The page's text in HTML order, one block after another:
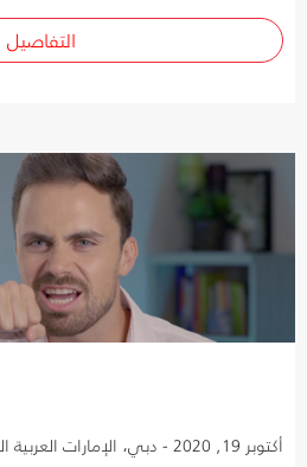
التفاصيل
أكتوبر 19, 2020 - دبي، الإمارات العربية المتحدة